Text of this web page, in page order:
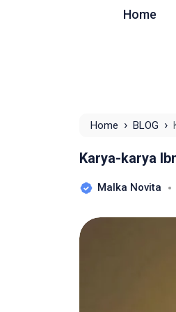
Home
Home › BLOG ›
Karya-karya
Malka Novita